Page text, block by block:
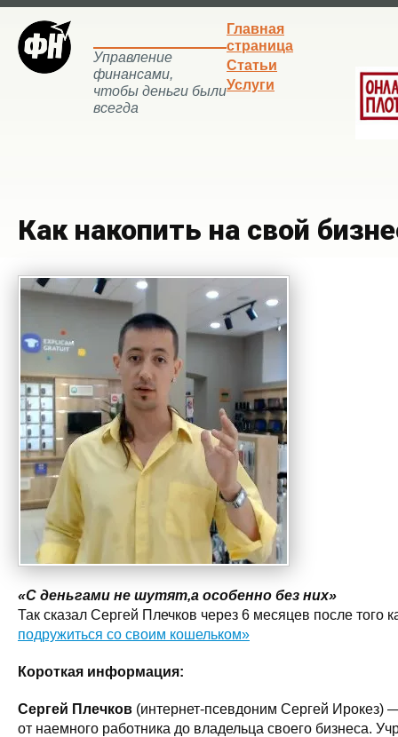
Управление
финансами,
чтобы деньги были
всегда
Главная
страница
Статьи
Услуги
Как накопить на свой
«С деньгами не шутят,а особенно без них»
Так сказал Сергей Плечков через 6 месяцев после того
подружиться со своим кошельком»
Короткая информация:
Сергей Плечков (интернет-псевдоним Сергей Ирокез)
от наемного работника до владельца своего бизнеса.